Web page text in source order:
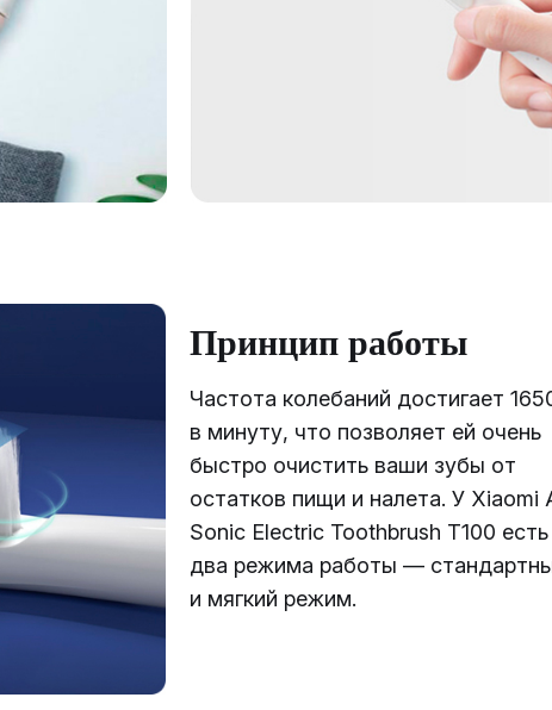
Принцип работы
Частота колебаний достигает
в минуту, что позволяет ей очень
быстро очистить ваши зубы от
остатков пищи и налета. У Xiaomi
Sonic Electric Toothbrush T100 есть
два режима работы —
и мягкий режим.